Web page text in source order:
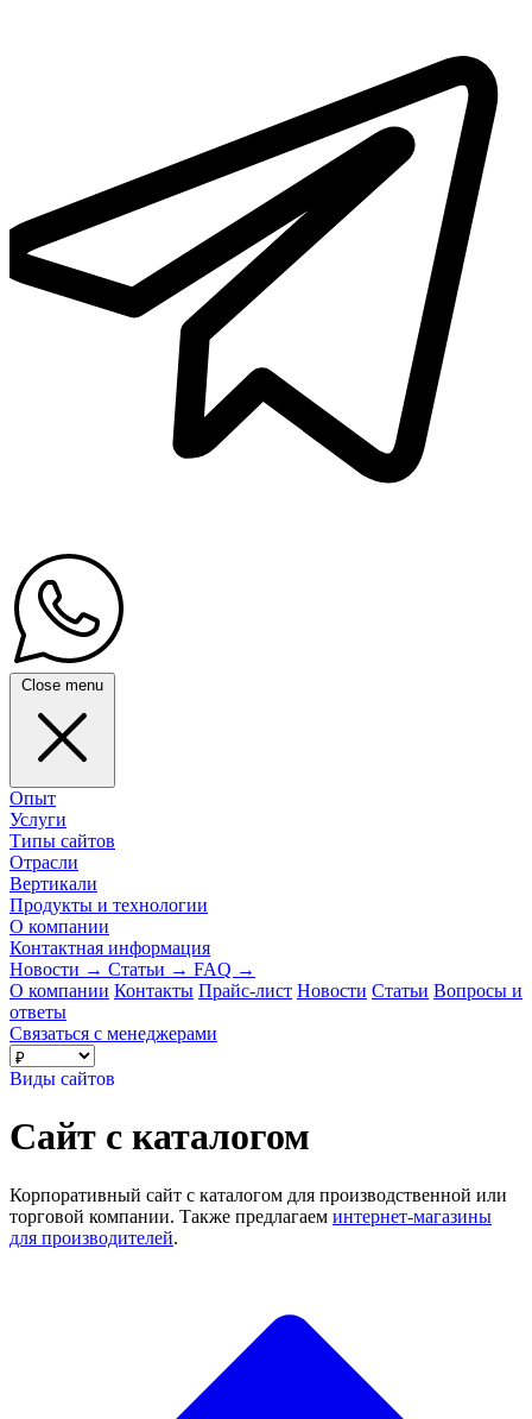
Close menu
Опыт
Услуги
Типы сайтов
Отрасли
Вертикали
Продукты и технологии
О компании
Контактная информация
Новости → Статьи → FAQ →
О компании Контакты Прайс-лист Новости Статьи Вопросы и
ответы
Связаться с менеджерами
Виды сайтов
Сайт с каталогом
Корпоративный сайт с каталогом для производственной или
торговой компании. Также предлагаем интернет-магазины
для производителей.